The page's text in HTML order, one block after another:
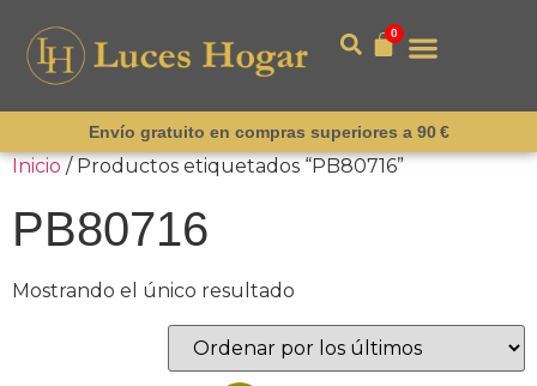
0
Envío gratuito en compras superiores a 90 €
Inicio / Productos etiquetados “PB80716”
PB80716
Mostrando el único resultado